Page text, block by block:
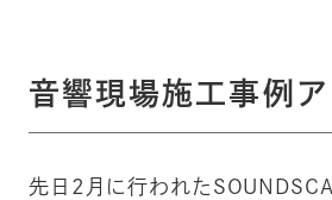
音響現場施工事例
先日2月に行われた